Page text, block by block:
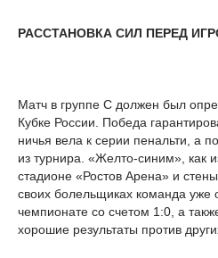
РАССТАНОВКА СИЛ ПЕРЕД
Матч в группе С должен был
Кубке России. Победа
ничья вела к серии пенальти, а
из турнира. «Желто-синим», как
стадионе «Ростов Арена» и
своих болельщиках команда
чемпионате со счетом 1:0, а
хорошие результаты против